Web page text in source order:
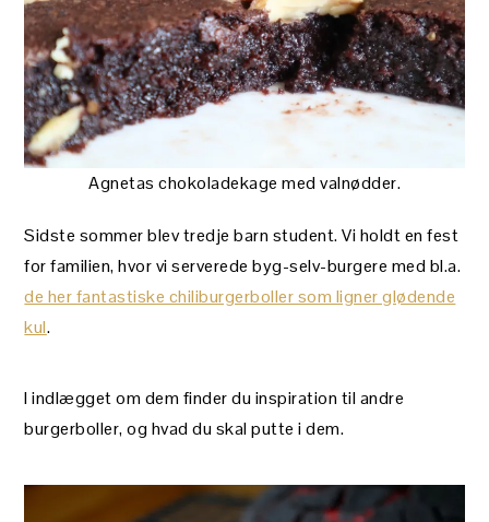
Agnetas chokoladekage med valnødder.
Sidste sommer blev tredje barn student. Vi holdt en fest
for familien, hvor vi serverede byg-selv-burgere med bl.a.
de her fantastiske chiliburgerboller som ligner glødende
kul.
I indlægget om dem finder du inspiration til andre
burgerboller, og hvad du skal putte i dem.